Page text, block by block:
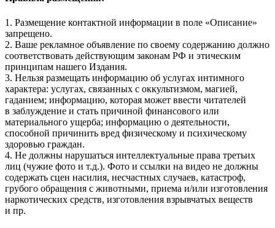
1. Размещение контактной информации в поле «Описание»
запрещено.
2. Ваше рекламное объявление по своему содержанию должно
соответствовать действующим законам РФ и этическим
принципам нашего Издания.
3. Нельзя размещать информацию об услугах интимного
характера: услугах, связанных с оккультизмом, магией,
гаданием; информацию, которая может ввести читателей
в заблуждение и стать причиной финансового или
материального ущерба; информацию о деятельности,
способной причинить вред физическому и психическому
здоровью граждан.
4. Не должны нарушаться интеллектуальные права третьих
лиц (чужие фото и т.д.). Фото и ссылки на видео не должны
содержать сцен насилия, несчастных случаев, катастроф,
грубого обращения с животными, приема и/или изготовления
наркотических средств, изготовления взрывчатых веществ
и пр.